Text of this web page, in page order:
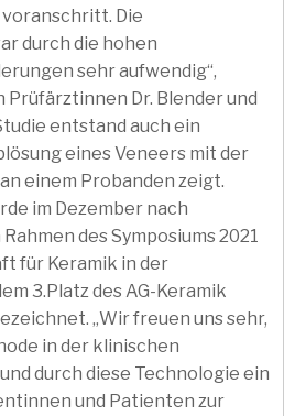
Die
durch die hohen
sehr aufwendig“,
Dr. Blender und
entstand auch ein
eines Veneers mit der
einem Probanden zeigt.
im Dezember nach
des Symposiums 2021
für Keramik in der
3.Platz des AG-Keramik
„Wir freuen uns sehr,
in der klinischen
durch diese Technologie ein
und Patienten zur